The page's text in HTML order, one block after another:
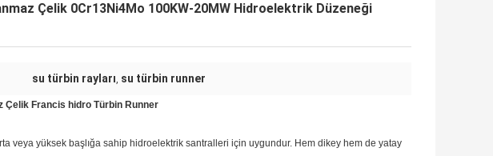
Çelik 0Cr13Ni4Mo 100KW-20MW Hidroelektrik Düzeneği
su türbin rayları, su türbin runner
Çelik Francis hidro Türbin Runner
veya yüksek başlığa sahip hidroelektrik santralleri için uygundur. Hem dikey hem de yatay